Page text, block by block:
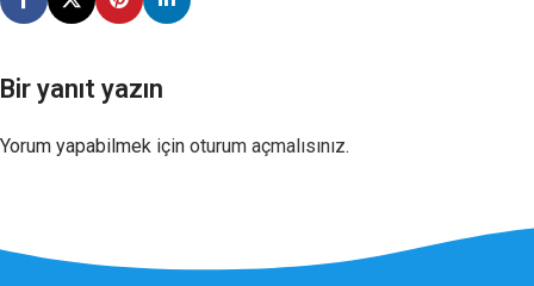
Bir yanıt yazın
Yorum yapabilmek için oturum açmalısınız.